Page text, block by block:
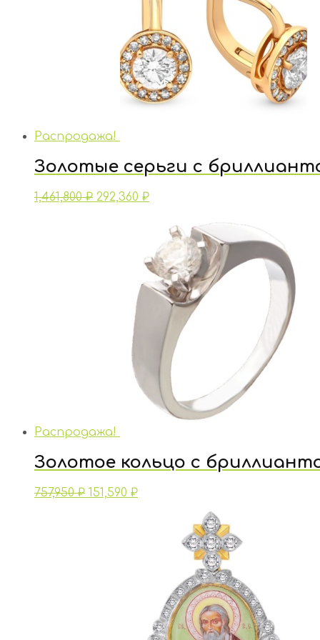
Распродажа!
Золотые серьги с
1,461,800₽ 292,360 ₽
Распродажа!
Золотое кольцо с
757,950₽ 151,590 ₽